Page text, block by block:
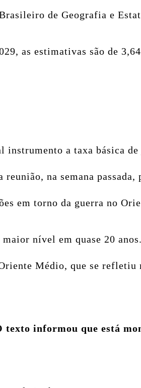
de Geografia e
as estimativas são de
a taxa básica
na semana
em torno da guerra no
nível em quase 20
Médio, que se
informou que está